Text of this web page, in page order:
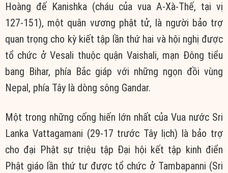
Hoàng đế Kanishka (cháu của vua A-Xà-Thế, tại vị
127-151), một quân vương phật tử, là người bảo trợ
quan trọng cho kỳ kiết tập lần thứ hai và hội nghị được
tổ chức ở Vesali thuộc quận Vaishali, mạn Đông tiểu
bang Bihar, phía Bắc giáp với những ngọn đồi vùng
Nepal, phía Tây là dòng sông Gandar.
Một trong những cống hiến lớn nhất của Vua nước Sri
Lanka Vattagamani (29-17 trước Tây lịch) là bảo trợ
cho đại Phật sự triệu tập Đại hội kết tập kinh điển
Phật giáo lần thứ tư được tổ chức ở Tambapanni (Sri